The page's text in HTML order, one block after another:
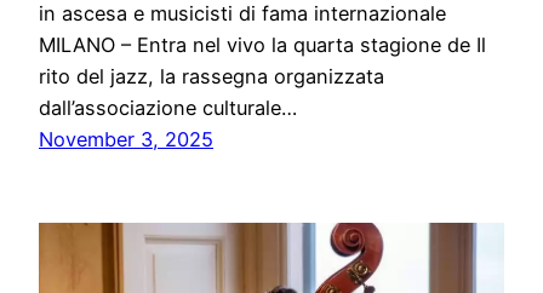
in ascesa e musicisti di fama internazionale
MILANO – Entra nel vivo la quarta stagione de Il
rito del jazz, la rassegna organizzata
dall’associazione culturale…
November 3, 2025